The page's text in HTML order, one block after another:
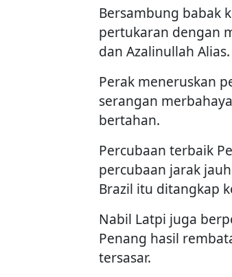
Bersambung babak
pertukaran dengan
dan Azalinullah Alias.
Perak meneruskan
serangan
bertahan.
Percubaan terbaik
percubaan jarak
Brazil itu ditangkap
Nabil Latpi juga
Penang hasil
tersasar.